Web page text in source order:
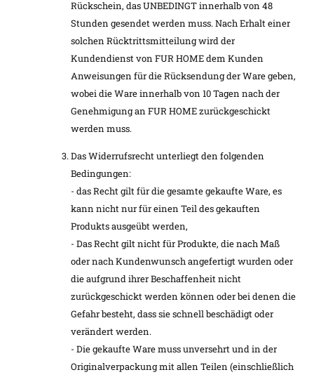
Rückschein, das UNBEDINGT innerhalb von 48
Stunden gesendet werden muss. Nach Erhalt einer
solchen Rücktrittsmitteilung wird der
Kundendienst von FUR HOME dem Kunden
Anweisungen für die Rücksendung der Ware geben,
wobei die Ware innerhalb von 10 Tagen nach der
Genehmigung an FUR HOME zurückgeschickt
werden muss.
Das Widerrufsrecht unterliegt den folgenden
Bedingungen:
- das Recht gilt für die gesamte gekaufte Ware, es
kann nicht nur für einen Teil des gekauften
Produkts ausgeübt werden,
- Das Recht gilt nicht für Produkte, die nach Maß
oder nach Kundenwunsch angefertigt wurden oder
die aufgrund ihrer Beschaffenheit nicht
zurückgeschickt werden können oder bei denen die
Gefahr besteht, dass sie schnell beschädigt oder
verändert werden.
- Die gekaufte Ware muss unversehrt und in der
Originalverpackung mit allen Teilen (einschließlich